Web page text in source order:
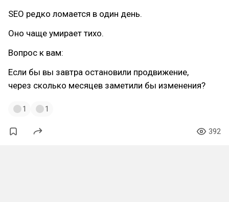
SEO редко ломается в один день.
Оно чаще умирает тихо.
Вопрос к вам:
Если бы вы завтра остановили продвижение,
через сколько месяцев заметили бы изменения?
1 1
392